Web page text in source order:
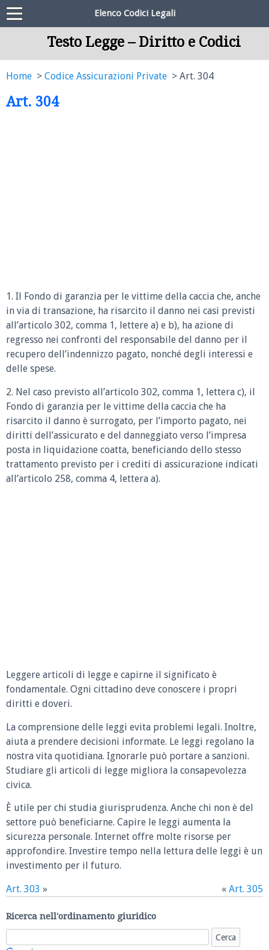
Elenco Codici Legali
Testo Legge – Diritto e Codici
Home Codice Assicurazioni Private Art. 304
Art. 304
1. Il Fondo di garanzia per le vittime della caccia che, anche
in via di transazione, ha risarcito il danno nei casi previsti
all’articolo 302, comma 1, lettere a) e b), ha azione di
regresso nei confronti del responsabile del danno per il
recupero dell’indennizzo pagato, nonché degli interessi e
delle spese.
2. Nel caso previsto all’articolo 302, comma 1, lettera c), il
Fondo di garanzia per le vittime della caccia che ha
risarcito il danno è surrogato, per l’importo pagato, nei
diritti dell’assicurato e del danneggiato verso l’impresa
posta in liquidazione coatta, beneficiando dello stesso
trattamento previsto per i crediti di assicurazione indicati
all’articolo 258, comma 4, lettera a).
Leggere articoli di legge e capirne il significato è
fondamentale. Ogni cittadino deve conoscere i propri
diritti e doveri.
La comprensione delle leggi evita problemi legali. Inoltre,
aiuta a prendere decisioni informate. Le leggi regolano la
nostra vita quotidiana. Ignorarle può portare a sanzioni.
Studiare gli articoli di legge migliora la consapevolezza
civica.
È utile per chi studia giurisprudenza. Anche chi non è del
settore può beneficiarne. Capire le leggi aumenta la
sicurezza personale. Internet offre molte risorse per
approfondire. Investire tempo nella lettura delle leggi è un
investimento per il futuro.
Art. 303 » « Art. 305
Ricerca nell'ordinamento giuridico